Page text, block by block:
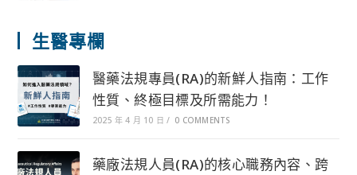
生醫專欄
醫藥法規專員(RA)的新鮮人指南：工作
性質、終極目標及所需能力！
2025 年 4 月 10 日 / 0 COMMENTS
藥廠法規人員(RA)的核心職務內容、跨